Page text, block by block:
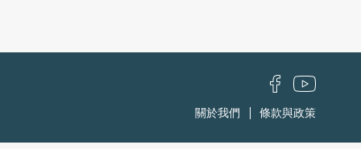
關於我們
條款與政策